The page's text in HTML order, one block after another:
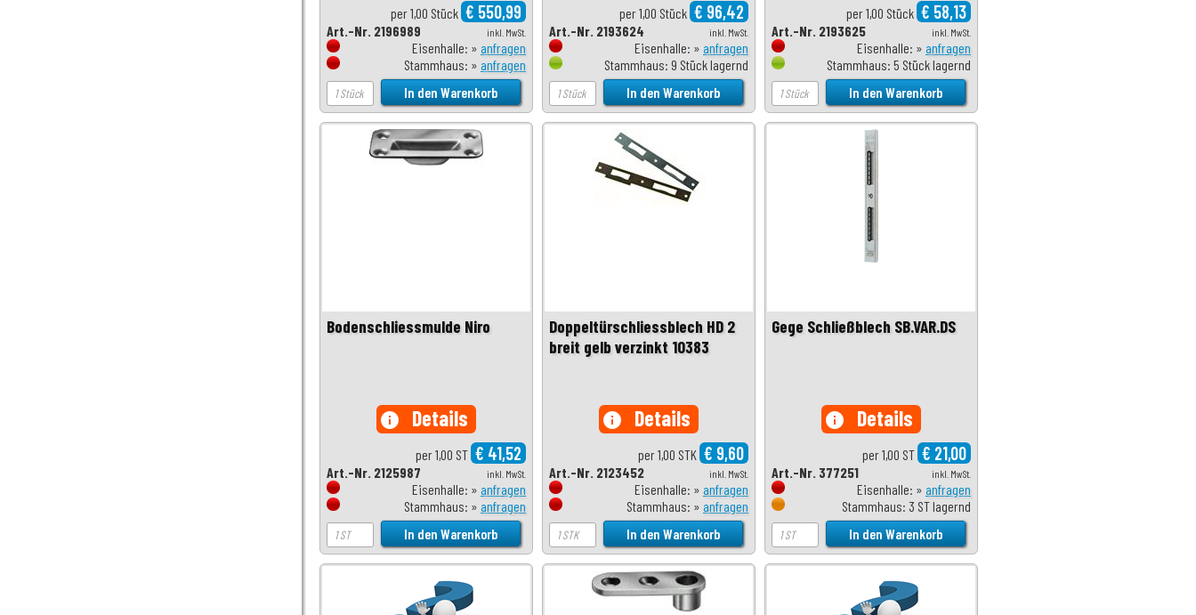
per 1,00 Stück € 550,99
inkl. MwSt.
Art.-Nr. 2196989
Eisenhalle: » anfragen
Stammhaus: » anfragen
per 1,00 Stück € 96,42
inkl. MwSt.
Art.-Nr. 2193624
Eisenhalle: » anfragen
Stammhaus: 9 Stück lagernd
per 1,00 Stück € 58,13
inkl. MwSt.
Art.-Nr. 2193625
Eisenhalle: » anfragen
Stammhaus: 5 Stück lagernd
Bodenschliessmulde Niro
info Details
per 1,00 ST € 41,52
inkl. MwSt.
Art.-Nr. 2125987
Eisenhalle: » anfragen
Stammhaus: » anfragen
Doppeltürschliessblech HD 2
breit gelb verzinkt 10383
info Details
per 1,00 STK € 9,60
inkl. MwSt.
Art.-Nr. 2123452
Eisenhalle: » anfragen
Stammhaus: » anfragen
Gege Schließblech SB.VAR.DS
info Details
per 1,00 ST € 21,00
inkl. MwSt.
Art.-Nr. 377251
Eisenhalle: » anfragen
Stammhaus: 3 ST lagernd